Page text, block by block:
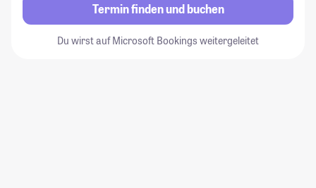
Termin finden und buchen
Du wirst auf Microsoft Bookings weitergeleitet